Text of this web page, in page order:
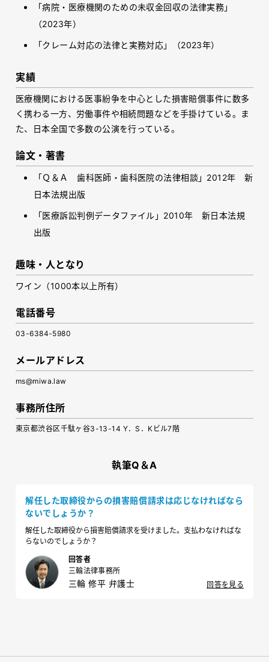
「病院・医療機関のための未収金回収の法律実務」
（2023年）
「クレーム対応の法律と実務対応」（2023年）
実績
医療機関における医事紛争を中心とした損害賠償事件に数多
く携わる一方、労働事件や相続問題などを手掛けている。ま
た、日本全国で多数の公演を行っている。
論文・著書
「Ｑ＆Ａ 歯科医師・歯科医院の法律相談」 2012年 新
日本法規出版
「医療訴訟判例データファイル」2010年 新日本法規
出版
趣味・人となり
ワイン（1000本以上所有）
電話番号
03-6384-5980
メールアドレス
ms@miwa.law
事務所住所
東京都渋谷区千駄ヶ谷3-13-14 Y．S．Kビル7階
執筆Q＆A
解任した取締役からの損害賠償請求は応じなければなら
ないでしょうか？
解任した取締役から損害賠償請求を受けました。支払わなければな
らないのでしょうか？
回答者
三輪法律事務所
三輪 修平 弁護士 回答を見る